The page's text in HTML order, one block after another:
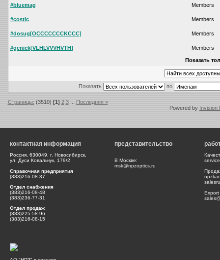
#bluemag Members
#costic Members
#dosug[OCCCCCCCKCCC] Members
#genick[VLHLVVVHVTH] Members
Показать
Показать по
Страницы: (3510) [1] 2 3...
Последняя »
Powered by Invision
контактная информация
Россия, 630049, г. Новосибирск,
ул. Дуси Ковальчук, 179/2
Справочная предприятия
(383)216-08-37
Отдел снабжения
(383)216-08-48
(383)236-77-31
Отдел продаж
(383)225-58-96
(383)216-08-15
представительство
В Москве:
msk@npzoptics.ru